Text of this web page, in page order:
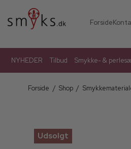
Forside
NYHEDER Tilbud Smykke- &
Forside / Shop /
Udsolgt